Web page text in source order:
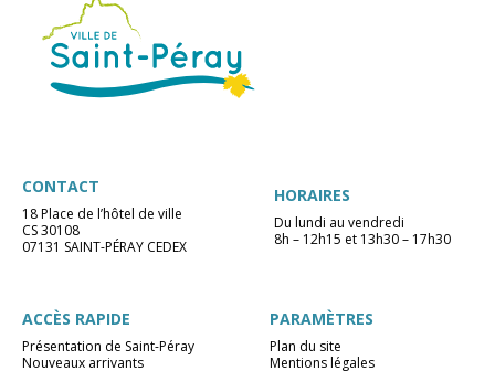
CONTACT
18 Place de l’hôtel de ville
CS 30108
07131 SAINT-PÉRAY CEDEX
HORAIRES
Du lundi au vendredi
8h – 12h15 et 13h30 – 17h30
ACCÈS RAPIDE
Présentation de Saint-Péray
Nouveaux arrivants
PARAMÈTRES
Plan du site
Mentions légales